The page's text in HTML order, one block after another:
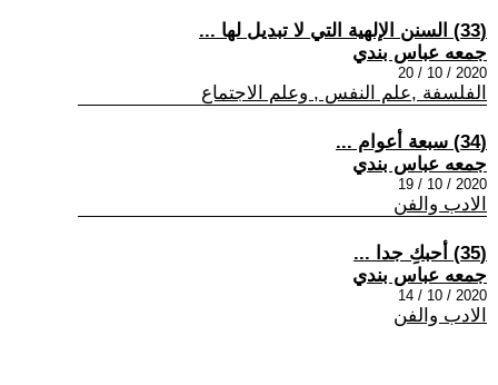
(33) السنن الإلهية التي لا تبديل لها ...
جمعه عباس بندي
2020 / 10 / 20
الفلسفة ,علم النفس , وعلم الاجتماع
(34) سبعة أعوام ...
جمعه عباس بندي
2020 / 10 / 19
الادب والفن
(35) أحبكِ جدا ...
جمعه عباس بندي
2020 / 10 / 14
الادب والفن